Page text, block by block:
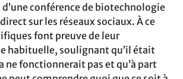
conférence de biotechnologie
sur les réseaux sociaux. À ce
font preuve de leur
habituelle, soulignant qu’il était
ne fonctionnerait pas et qu’à part